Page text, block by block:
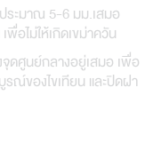
ระมาณ 5-6 มม.เสมอ
พื่อไม่ให้เกิดเขม่าควัน
จุดศูนย์กลางอยู่เสมอ เพื่อ
รณ์ของไขเทียน และปิดฝา